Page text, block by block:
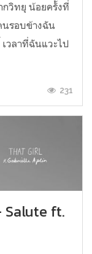
กวิทยุ น้อยครั้งที่
นรอบข้างฉัน
วลาที่ฉันแวะไป
231
Salute ft.